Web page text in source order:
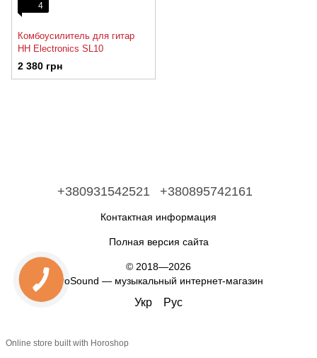
4
Комбоусилитель для гитар
HH Electronics SL10
2 380 грн
+380931542521 +380895742161
Контактная информация
Полная версия сайта
© 2018—2026
ProSound — музыкальный интернет-магазин
Укр Рус
Online store built with Horoshop